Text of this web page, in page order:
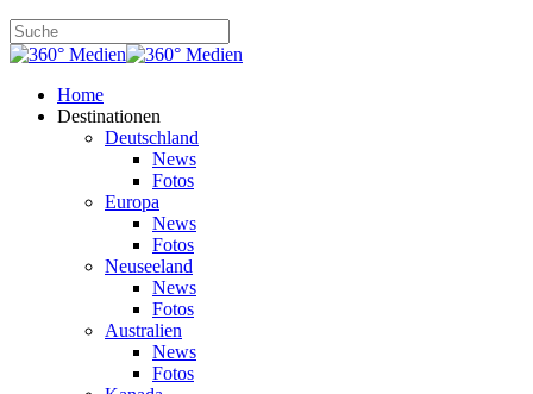
Home
Destinationen
Deutschland
News
Fotos
Europa
News
Fotos
Neuseeland
News
Fotos
Australien
News
Fotos